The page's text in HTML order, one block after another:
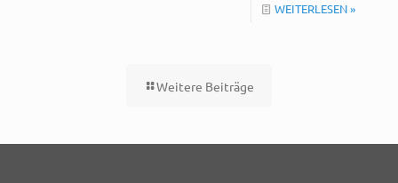
WEITERLESEN »
Weitere Beiträge